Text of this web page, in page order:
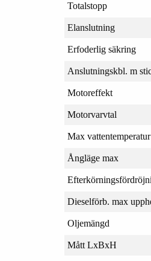
Totalstopp
Elanslutning
Erfoderlig säkring
Anslutningskbl. m
Motoreffekt
Motorvarvtal
Max vattentemperatur
Ångläge max
Dieselförb. max
Oljemängd
Mått LxBxH